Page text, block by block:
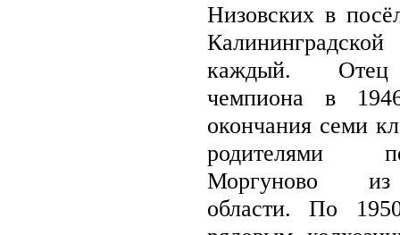
Низовских в
Калининградской
каждый. Отец
чемпиона в
окончания семи
родителями
Моргуново
области. По